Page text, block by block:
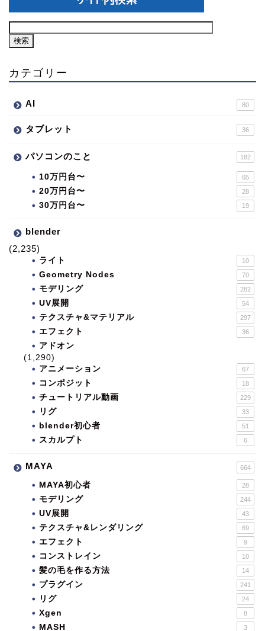
カテゴリー
AI 80
タブレット 36
パソコンのこと 182
10万円台〜 65
20万円台〜 28
30万円台〜 19
blender
(2,235)
ライト 10
Geometry Nodes 70
モデリング 282
UV展開 54
テクスチャ&マテリアル 297
エフェクト 36
アドオン
(1,290)
アニメーション
67
コンポジット 18
チュートリアル動画 229
リグ 33
blender初心者 51
スカルプト 6
MAYA 664
MAYA初心者 28
モデリング 244
UV展開 43
テクスチャ&レンダリング 69
エフェクト 9
コンストレイン 10
髪の毛を作る方法 14
プラグイン 241
リグ 24
Xgen 8
MASH 3